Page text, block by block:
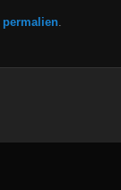
permalien